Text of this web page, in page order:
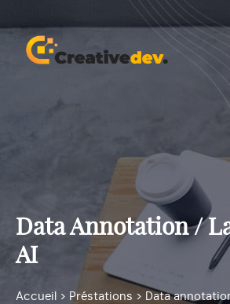
Data Annotation /
AI
Accueil > Préstations > Data